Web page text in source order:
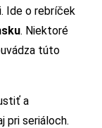
Ide o rebríček
. Niektoré
túto
a
pri seriáloch.